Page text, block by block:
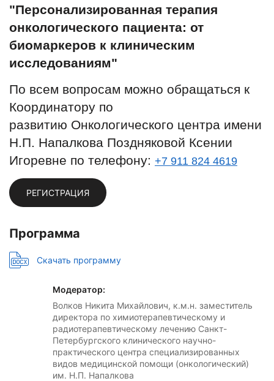
"Персонализированная терапия
онкологического пациента: от
биомаркеров к клиническим
исследованиям"
По всем вопросам можно обращаться к
Координатору по
развитию Онкологического центра имени
Н.П. Напалкова Поздняковой Ксении
Игоревне по телефону: +7 911 824 4619
РЕГИСТРАЦИЯ
Программа
Скачать программу
Модератор:
Волков Никита Михайлович, к.м.н. заместитель
директора по химиотерапевтическому и
радиотерапевтическому лечению Санкт-
Петербургского клинического научно-
практического центра специализированных
видов медицинской помощи (онкологический)
им. Н.П. Напалкова